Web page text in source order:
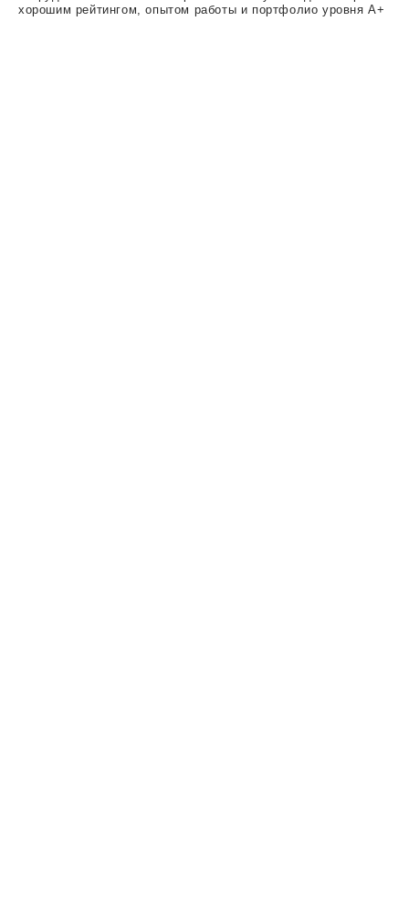
хорошим рейтингом, опытом работы и портфолио уровня A+